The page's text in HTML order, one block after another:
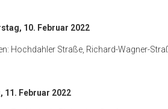
10. Februar 2022
Hochdahler Straße, Richard-Wagner-
11. Februar 2022